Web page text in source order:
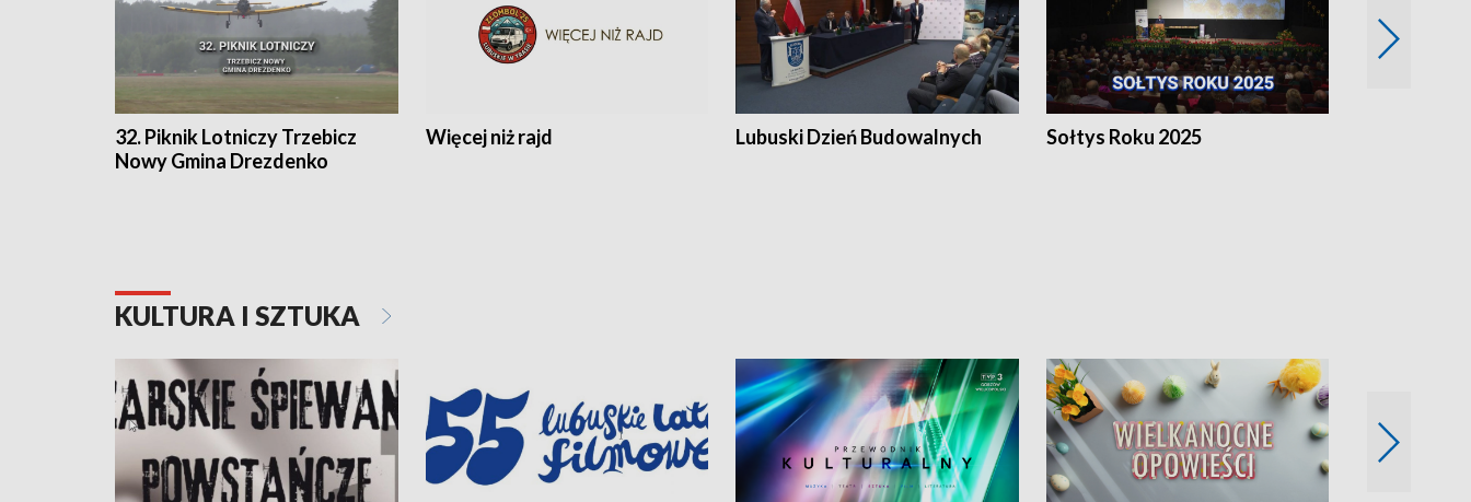
32. Piknik Lotniczy Trzebicz
Nowy Gmina Drezdenko
Więcej niż rajd Lubuski Dzień Budowalnych Sołtys Roku 2025
KULTURA I SZTUKA